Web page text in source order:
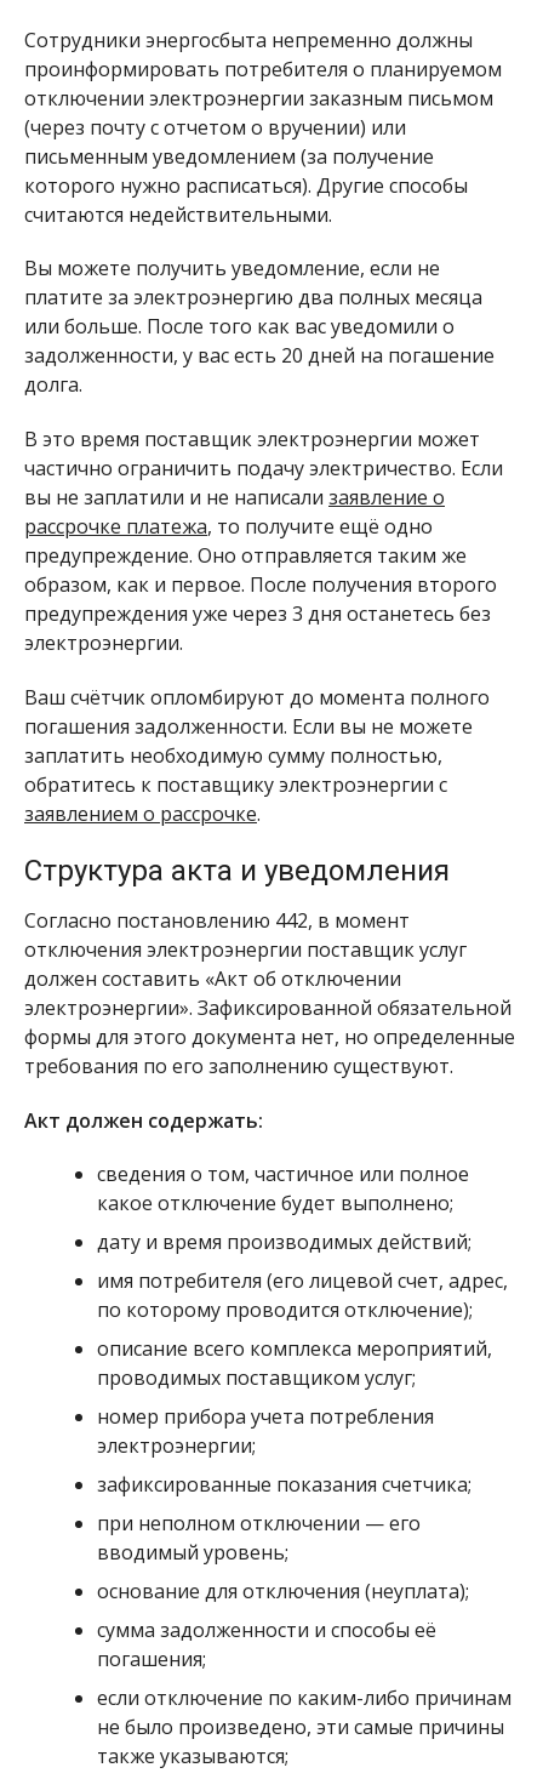
Сотрудники энергосбыта непременно должны
проинформировать потребителя о планируемом
отключении электроэнергии заказным письмом
(через почту с отчетом о вручении) или
письменным уведомлением (за получение
которого нужно расписаться). Другие способы
считаются недействительными.
Вы можете получить уведомление, если не
платите за электроэнергию два полных месяца
или больше. После того как вас уведомили о
задолженности, у вас есть 20 дней на погашение
долга.
В это время поставщик электроэнергии может
частично ограничить подачу электричество. Если
вы не заплатили и не написали заявление о
рассрочке платежа, то получите ещё одно
предупреждение. Оно отправляется таким же
образом, как и первое. После получения второго
предупреждения уже через 3 дня останетесь без
электроэнергии.
Ваш счётчик опломбируют до момента полного
погашения задолженности. Если вы не можете
заплатить необходимую сумму полностью,
обратитесь к поставщику электроэнергии с
заявлением о рассрочке.
Структура акта и уведомления
Согласно постановлению 442, в момент
отключения электроэнергии поставщик услуг
должен составить «Акт об отключении
электроэнергии». Зафиксированной обязательной
формы для этого документа нет, но определенные
требования по его заполнению существуют.
Акт должен содержать:
сведения о том, частичное или полное
какое отключение будет выполнено;
дату и время производимых действий;
имя потребителя (его лицевой счет, адрес,
по которому проводится отключение);
описание всего комплекса мероприятий,
проводимых поставщиком услуг;
номер прибора учета потребления
электроэнергии;
зафиксированные показания счетчика;
при неполном отключении — его
вводимый уровень;
основание для отключения (неуплата);
сумма задолженности и способы её
погашения;
если отключение по каким-либо причинам
не было произведено, эти самые причины
также указываются;